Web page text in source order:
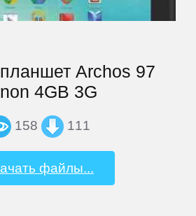
Archos 97
4GB 3G
158 111
файлы...